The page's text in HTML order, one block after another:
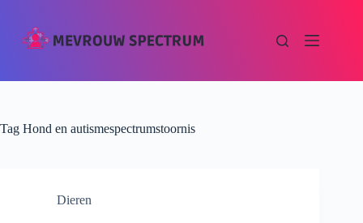
Tag Hond en autismespectrumstoornis
Dieren